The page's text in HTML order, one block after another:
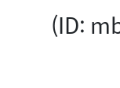
(ID: